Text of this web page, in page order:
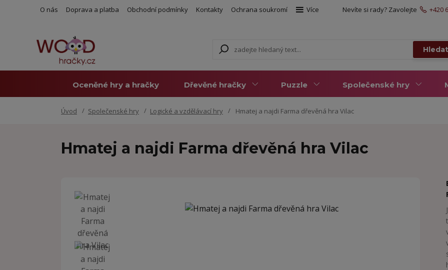
O nás Doprava a platba Obchodní podmínky Kontakty Ochrana soukromí Více
Hledat
Nevíte si rady? Zavolejte +420
Oceněné hry a hračky Dřevěné hračky Puzzle Společenské hry
Úvod Společenské hry Logické a vzdělávací hry Hmatej a najdi Farma dřevěná hra Vilac
Hmatej a najdi Farma dřevěná hra Vilac